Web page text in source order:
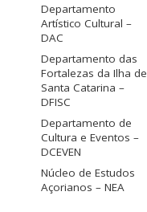
Departamento
Artístico Cultural –
DAC
Departamento das
Fortalezas da Ilha de
Santa Catarina –
DFISC
Departamento de
Cultura e Eventos –
DCEVEN
Núcleo de Estudos
Açorianos – NEA